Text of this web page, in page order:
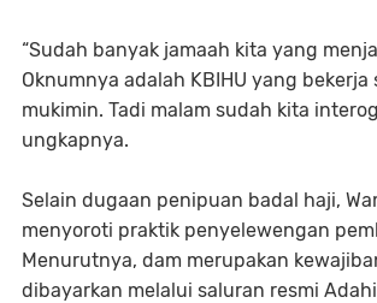
“Sudah banyak jamaah kita yang
Oknumnya adalah KBIHU yang bekerja
mukimin. Tadi malam sudah kita
ungkapnya.
Selain dugaan penipuan badal haji,
menyoroti praktik penyelewengan
Menurutnya, dam merupakan
dibayarkan melalui saluran resmi